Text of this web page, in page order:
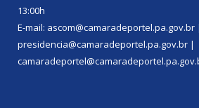
13:00h
E-mail: ascom@camaradeportel.pa.gov.br |
presidencia@camaradeportel.pa.gov.br |